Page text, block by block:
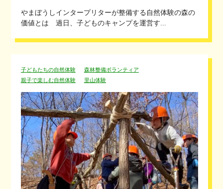
やまぼうしインタープリターが整備する自然体験の森の
価値とは 過日、子どものキャンプを運営す...
子どもたちの自然体験
森林整備ボランティア
親子で楽しむ自然体験
里山体験